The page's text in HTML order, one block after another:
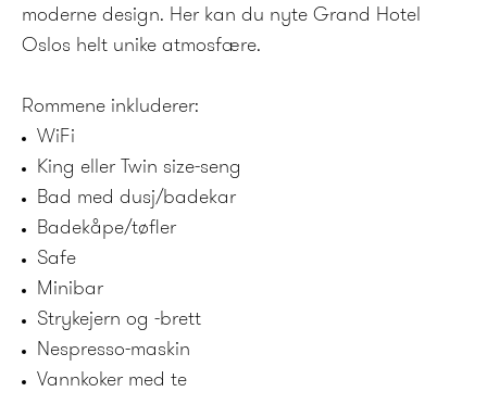
moderne design. Her kan du nyte Grand Hotel
Oslos helt unike atmosfære.
Rommene inkluderer:
WiFi
King eller Twin size-seng
Bad med dusj/badekar
Badekåpe/tøfler
Safe
Minibar
Strykejern og -brett
Nespresso-maskin
Vannkoker med te